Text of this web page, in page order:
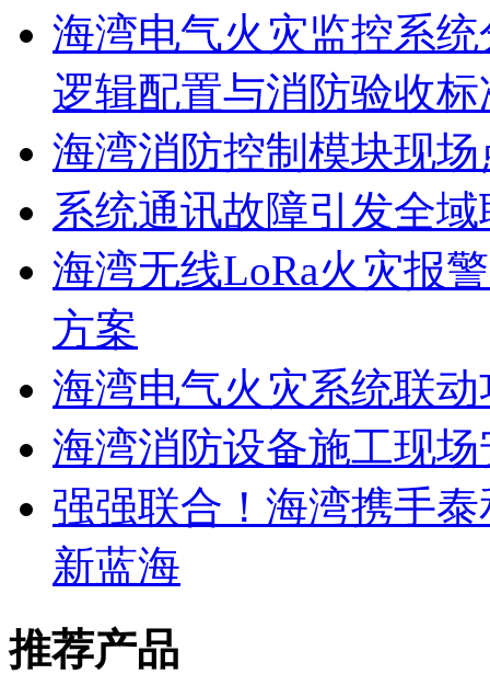
海湾电气火灾监控系
逻辑配置与消防验收标
海湾消防控制模块现
系统通讯故障引发全
海湾无线LoRa火灾报
方案
海湾电气火灾系统联
海湾消防设备施工现
强强联合！海湾携手
新蓝海
推荐产品